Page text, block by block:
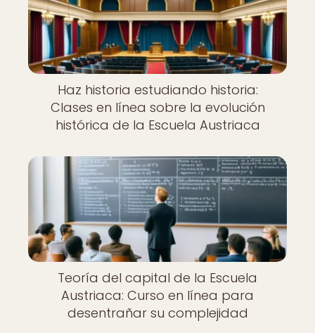
Haz historia estudiando historia:
Clases en línea sobre la evolución
histórica de la Escuela Austriaca
Teoría del capital de la Escuela
Austriaca: Curso en línea para
desentrañar su complejidad